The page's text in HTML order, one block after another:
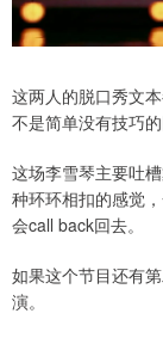
这两人的脱口秀文
不是简单没有技巧
这场李雪琴主要吐
种环环相扣的感觉
会call back回去。
如果这个节目还有
演。